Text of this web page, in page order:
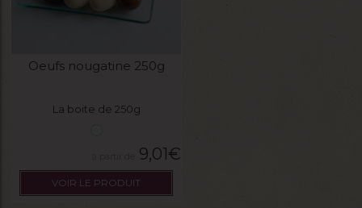
Oeufs nougatine 250g
La boite de 250g
9,01€
VOIR LE PRODUIT